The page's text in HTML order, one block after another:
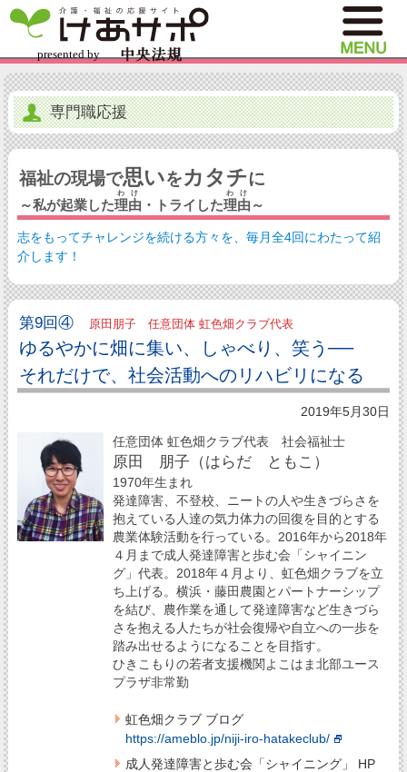
専門職応援
福祉の現場で思いをカタチに
～私が起業した理由
わけ
・トライした理由
わけ
～
志をもってチャレンジを続ける方々を、毎月全4回にわたって紹
介します！
第9回④ 原田朋子 任意団体 虹色畑クラブ代表
ゆるやかに畑に集い、しゃべり、笑う──
それだけで、社会活動へのリハビリになる
2019年5月30日
任意団体 虹色畑クラブ代表 社会福祉士
原田 朋子（はらだ ともこ）
1970年生まれ
発達障害、不登校、ニートの人や生きづらさを
抱えている人達の気力体力の回復を目的とする
農業体験活動を行っている。2016年から2018年
４月まで成人発達障害と歩む会「シャイニン
グ」代表。2018年４月より、虹色畑クラブを立
ち上げる。横浜・藤田農園とパートナーシップ
を結び、農作業を通して発達障害など生きづら
さを抱える人たちが社会復帰や自立への一歩を
踏み出せるようになることを目指す。
ひきこもりの若者支援機関よこはま北部ユース
プラザ非常勤
虹色畑クラブ ブログ
https://ameblo.jp/niji-iro-hatakeclub/
成人発達障害と歩む会「シャイニング」 HP